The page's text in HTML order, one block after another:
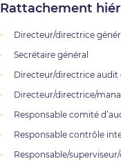
Rattachement
Directeur/directrice
Secrétaire général
Directeur/directrice
Directeur/directrice/
Responsable comité
Responsable contrôle
Responsable/